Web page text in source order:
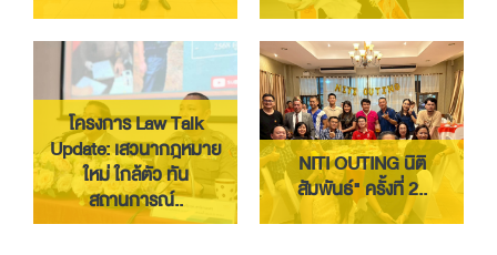
โครงการ Law Talk
Update: เสวนากฎหมาย
ใหม่ ใกล้ตัว ทัน
สถานการณ์..
NITI OUTING นิติ
สัมพันธ์" ครั้งที่ 2..